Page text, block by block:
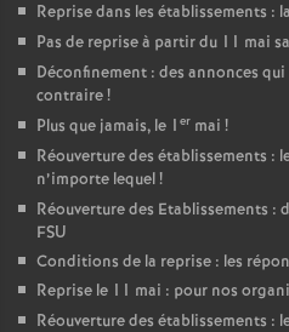
Reprise dans les établissements
Pas de reprise à partir du 11 mai
Déconfinement : des annonces
contraire!
Plus que jamais, le 1 er mai !
Réouverture des établissements :
n’importe lequel!
Réouverture des Etablissements :
FSU
Conditions de la reprise : les
Reprise le 11 mai : pour nos
Réouverture des établissements :